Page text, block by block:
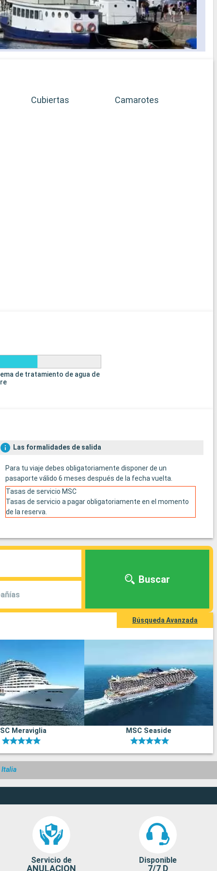
Cubiertas Camarotes
de tratamiento de agua de
Las formalidades de salida
Para tu viaje debes obligatoriamente disponer de un
pasaporte válido 6 meses después de la fecha vuelta.
Tasas de servicio MSC
Tasas de servicio a pagar obligatoriamente en el momento
de la reserva.
Buscar
Búsqueda Avanzada
Meraviglia MSC Seaside
Italia
Servicio de
ANULACION
Disponible
7/7 D